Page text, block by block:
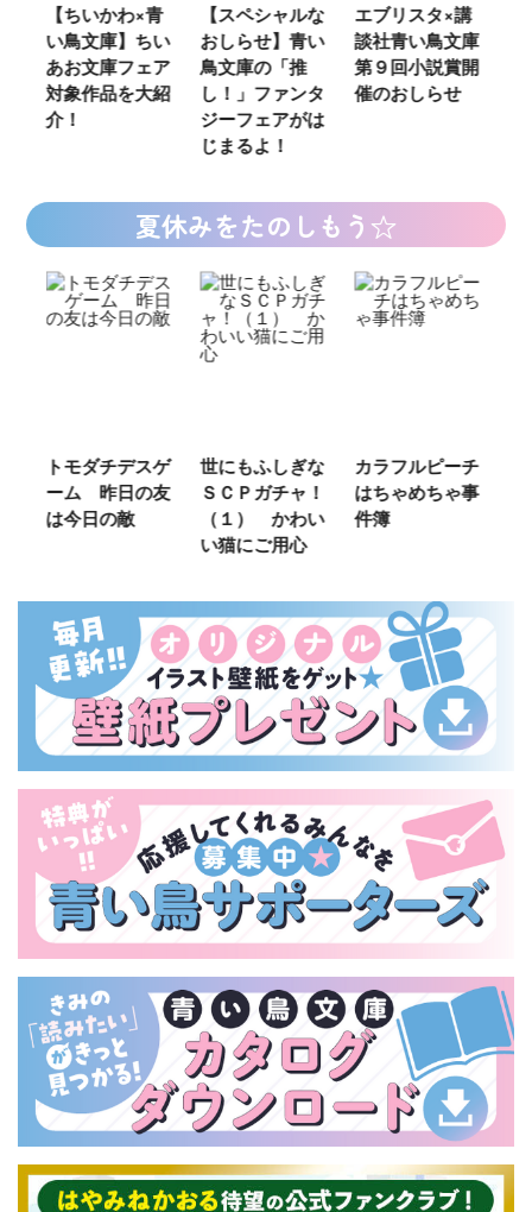
【ちいかわ×青
い鳥文庫】ちい
あお文庫フェア
対象作品を大紹
介！
【スペシャルな
おしらせ】青い
鳥文庫の「推
し！」ファンタ
ジーフェアがは
じまるよ！
エブリスタ×講
談社青い鳥文庫
第９回小説賞開
催のおしらせ
夏休みをたのしもう☆
トモダチデスゲ
ーム 昨日の友
は今日の敵
世にもふしぎな
ＳＣＰガチャ！
（１） かわい
い猫にご用心
カラフルピーチ
はちゃめちゃ事
件簿